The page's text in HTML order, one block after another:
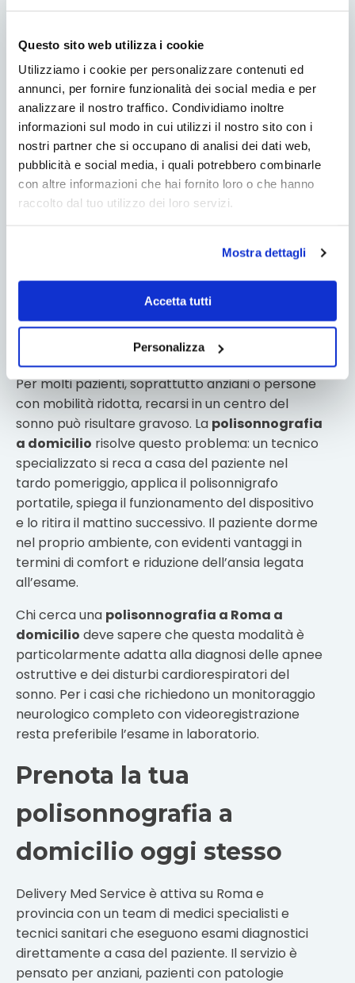
Questo sito web utilizza i cookie
Utilizziamo i cookie per personalizzare contenuti ed
annunci, per fornire funzionalità dei social media e per
analizzare il nostro traffico. Condividiamo inoltre
informazioni sul modo in cui utilizzi il nostro sito con i
nostri partner che si occupano di analisi dei dati web,
pubblicità e social media, i quali potrebbero combinarle
con altre informazioni che hai fornito loro o che hanno
raccolto dal tuo utilizzo dei loro servizi.
Mostra dettagli
Accetta tutti
Personalizza
conviene evitare caffeina, alcolici ed energy
drink. È consigliabile consumare un pasto serale
leggero e non praticare attività fisica intensa
nelle ore precedenti la registrazione. Il medico
valuterà caso per caso se sospendere farmaci
sedativi che potrebbero alterare i risultati. Una
volta applicati i sensori, il paziente può assumere
la posizione che preferisce nel letto: sono
sufficienti alcune ore di registrazione per
domiciliare: perché
sceglierla
Per molti pazienti, soprattutto anziani o persone
con mobilità ridotta, recarsi in un centro del
sonno può risultare gravoso. La polisonnografia
a domicilio risolve questo problema: un tecnico
specializzato si reca a casa del paziente nel
tardo pomeriggio, applica il polisonnigrafo
portatile, spiega il funzionamento del dispositivo
e lo ritira il mattino successivo. Il paziente dorme
nel proprio ambiente, con evidenti vantaggi in
termini di comfort e riduzione dell’ansia legata
all’esame.
Chi cerca una polisonnografia a Roma a
domicilio deve sapere che questa modalità è
particolarmente adatta alla diagnosi delle apnee
ostruttive e dei disturbi cardiorespiratori del
sonno. Per i casi che richiedono un monitoraggio
neurologico completo con videoregistrazione
resta preferibile l’esame in laboratorio.
Prenota la tua
polisonnografia a
domicilio oggi stesso
Delivery Med Service è attiva su Roma e
provincia con un team di medici specialisti e
tecnici sanitari che eseguono esami diagnostici
direttamente a casa del paziente. Il servizio è
pensato per anziani, pazienti con patologie